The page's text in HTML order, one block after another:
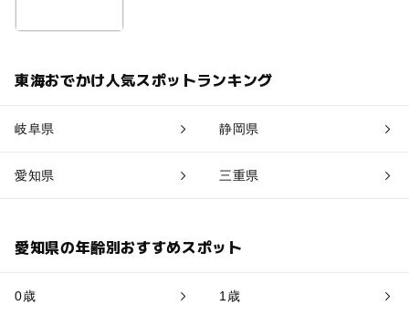
東海おでかけ人気スポットランキング
岐阜県 静岡県
愛知県 三重県
愛知県の年齢別おすすめスポット
0歳 1歳